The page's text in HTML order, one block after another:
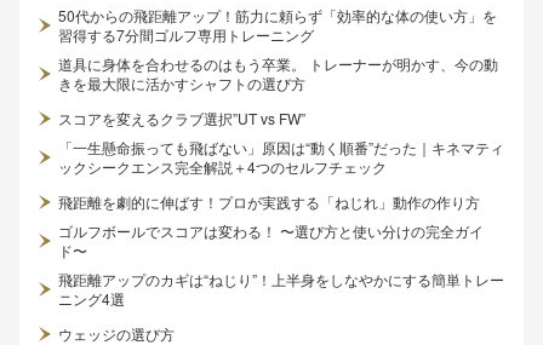
50代からの飛距離アップ！筋力に頼らず「効率的な体の使い方」を
習得する7分間ゴルフ専用トレーニング
道具に身体を合わせるのはもう卒業。 トレーナーが明かす、今の動
きを最大限に活かすシャフトの選び方
スコアを変えるクラブ選択”UT vs FW”
「一生懸命振っても飛ばない」原因は“動く順番”だった｜キネマティ
ックシークエンス完全解説＋4つのセルフチェック
飛距離を劇的に伸ばす！プロが実践する「ねじれ」動作の作り方
ゴルフボールでスコアは変わる！ 〜選び方と使い分けの完全ガイ
ド〜
飛距離アップのカギは“ねじり”！上半身をしなやかにする簡単トレー
ニング4選
ウェッジの選び方